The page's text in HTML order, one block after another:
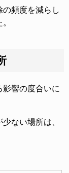
頻度を減らし
響の度合いに
ない場所は、